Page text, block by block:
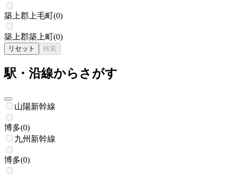
築上郡上毛町(0)
築上郡築上町(0)
リセット 検索
駅・沿線からさがす
山陽新幹線
博多(0)
九州新幹線
博多(0)